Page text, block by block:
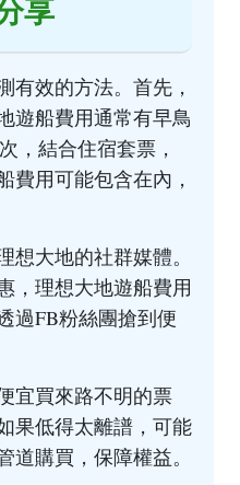
享
有效的方法。首先，
遊船費用通常有早鳥
，結合住宿套票，
費用可能包含在內，
大地的社群媒體。
，理想大地遊船費用
過FB粉絲團搶到便
宜買來路不明的票
果低得太離譜，可能
道購買，保障權益。